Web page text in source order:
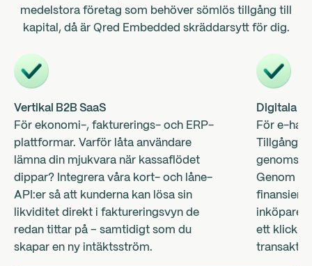
medelstora företag som behöver sömlös tillgång till
kapital, då är Qred Embedded skräddarsytt för dig.
Vertikal B2B SaaS
För ekonomi-, fakturerings- och ERP-
plattformar. Varför låta användare
lämna din mjukvara när kassaflödet
dippar? Integrera våra kort- och låne-
API:er så att kunderna kan lösa sin
likviditet direkt i faktureringsvyn de
redan tittar på – samtidigt som du
skapar en ny intäktsström.
Digitala
För e-
Tillgång
Genom
inköpare
ett klick.